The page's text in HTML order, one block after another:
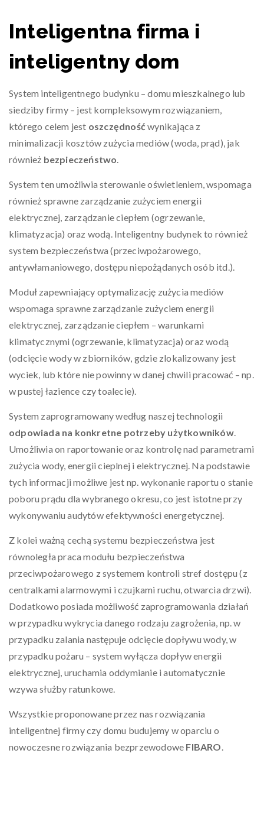
Inteligentna firma i
inteligentny dom
System inteligentnego budynku – domu mieszkalnego lub
siedziby firmy – jest kompleksowym rozwiązaniem,
którego celem jest oszczędnośćwynikająca z
minimalizacji kosztów zużycia mediów (woda, prąd), jak
również bezpieczeństwo.
System ten umożliwia sterowanie oświetleniem, wspomaga
również sprawne zarządzanie zużyciem energii
elektrycznej, zarządzanie ciepłem (ogrzewanie,
klimatyzacja) oraz wodą. Inteligentny budynek to również
system bezpieczeństwa (przeciwpożarowego,
antywłamaniowego, dostępu niepożądanych osób itd.).
Moduł zapewniający optymalizację zużycia mediów
wspomaga sprawne zarządzanie zużyciem energii
elektrycznej, zarządzanie ciepłem – warunkami
klimatycznymi (ogrzewanie, klimatyzacja) oraz wodą
(odcięcie wody w zbiorników, gdzie zlokalizowany jest
wyciek, lub które nie powinny w danej chwili pracować – np.
w pustej łazience czy toalecie).
System zaprogramowany według naszej technologii
odpowiada na konkretne potrzeby użytkowników.
Umożliwia on raportowanie oraz kontrolę nad parametrami
zużycia wody, energii cieplnej i elektrycznej. Na podstawie
tych informacji możliwe jest np. wykonanie raportu o stanie
poboru prądu dla wybranego okresu, co jest istotne przy
wykonywaniu audytów efektywności energetycznej.
Z kolei ważną cechą systemu bezpieczeństwa jest
równoległa praca modułu bezpieczeństwa
przeciwpożarowego z systemem kontroli stref dostępu (z
centralkami alarmowymi i czujkami ruchu, otwarcia drzwi).
Dodatkowo posiada możliwość zaprogramowania działań
w przypadku wykrycia danego rodzaju zagrożenia, np. w
przypadku zalania następuje odcięcie dopływu wody, w
przypadku pożaru – system wyłącza dopływ energii
elektrycznej, uruchamia oddymianie i automatycznie
wzywa służby ratunkowe.
Wszystkie proponowane przez nas rozwiązania
inteligentnej firmy czy domu budujemy w oparciu o
nowoczesne rozwiązania bezprzewodowe FIBARO.